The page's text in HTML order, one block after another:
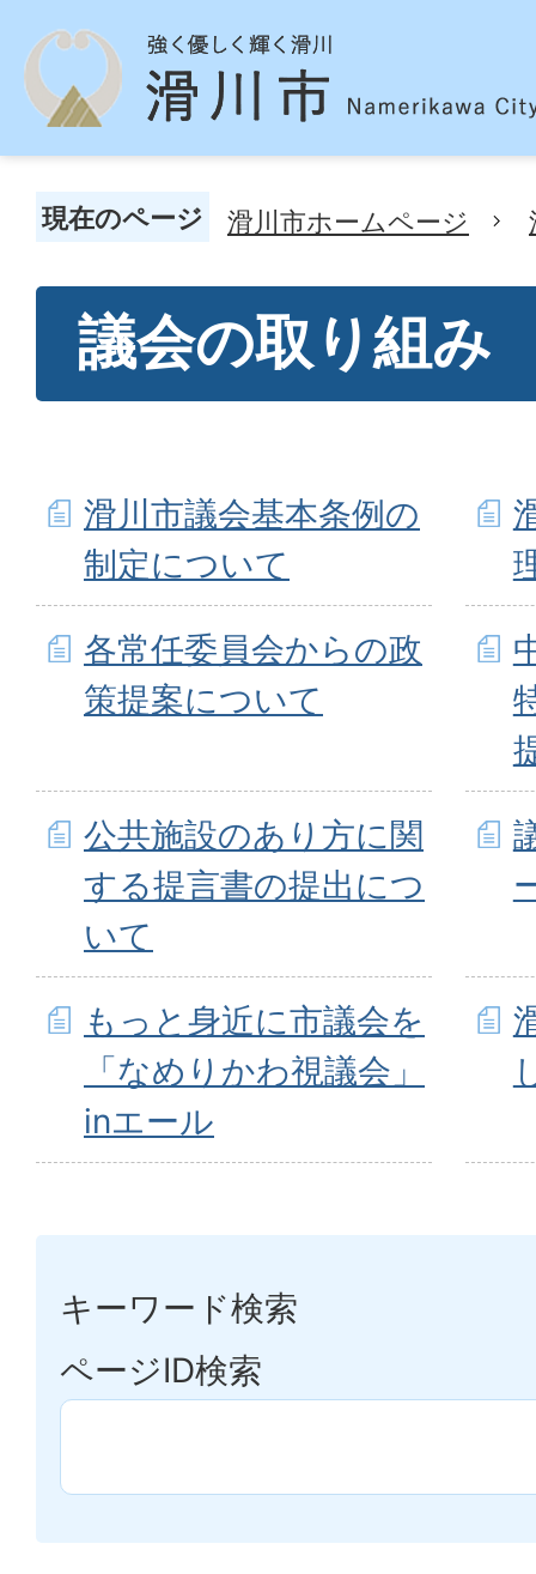
現在のページ 滑川市ホームページ
議会の取り組み
滑川市議会基本条例の
制定について
各常任委員会からの政
策提案について
公共施設のあり方に関
する提言書の提出につ
いて
もっと身近に市議会を
「なめりかわ視議会」
inエール
キーワード検索
ページID検索